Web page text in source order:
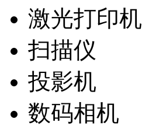
激光打印机
扫描仪
投影机
数码相机